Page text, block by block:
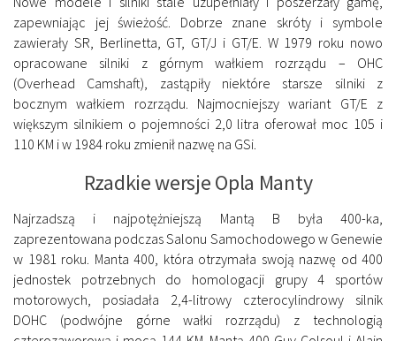
zapewniając jej świeżość. Dobrze znane skróty i symbole
zawierały SR, Berlinetta, GT, GT/J i GT/E. W 1979 roku nowo
opracowane silniki z górnym wałkiem rozrządu – OHC
(Overhead Camshaft), zastąpiły niektóre starsze silniki z
bocznym wałkiem rozrządu. Najmocniejszy wariant GT/E z
większym silnikiem o pojemności 2,0 litra oferował moc 105 i
110 KM i w 1984 roku zmienił nazwę na GSi.
Rzadkie wersje Opla Manty
Najrzadszą i najpotężniejszą Mantą B była 400-ka,
zaprezentowana podczas Salonu Samochodowego w Genewie
w 1981 roku. Manta 400, która otrzymała swoją nazwę od 400
jednostek potrzebnych do homologacji grupy 4 sportów
motorowych, posiadała 2,4-litrowy czterocylindrowy silnik
DOHC (podwójne górne wałki rozrządu) z technologią